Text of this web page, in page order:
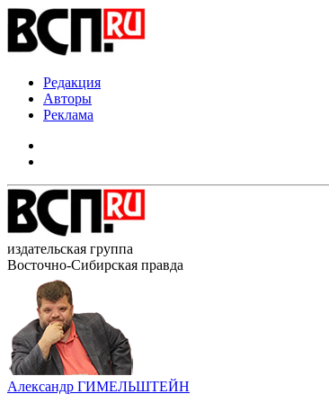
Редакция
Авторы
Реклама
издательская группа
Восточно-Сибирская правда
Александр ГИМЕЛЬШТЕЙН